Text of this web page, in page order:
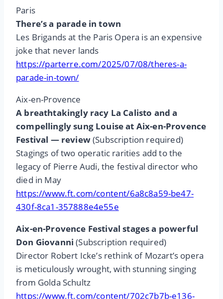
Paris
There’s a parade in town
Les Brigands at the Paris Opera is an expensive
joke that never lands
https://parterre.com/2025/07/08/theres-a-
parade-in-town/
Aix-en-Provence
A breathtakingly racy La Calisto and a
compellingly sung Louise at Aix-en-Provence
Festival — review(Subscription required)
Stagings of two operatic rarities add to the
legacy of Pierre Audi, the festival director who
died in May
https://www.ft.com/content/6a8c8a59-be47-
430f-8ca1-357888e4e55e
Aix-en-Provence Festival stages a powerful
Don Giovanni (Subscription required)
Director Robert Icke’s rethink of Mozart’s opera
is meticulously wrought, with stunning singing
from Golda Schultz
https://www.ft.com/content/702c7b7b-e136-